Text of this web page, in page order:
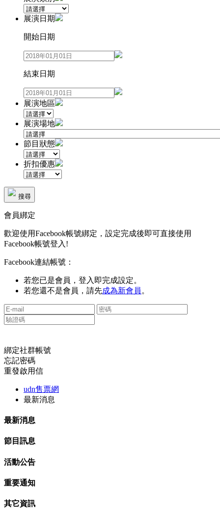
展演日期
開始日期
結束日期
展演地區
展演場地
節目狀態
折扣優惠
搜尋
會員綁定
歡迎使用Facebook帳號綁定，設定完成後即可直接使用
Facebook帳號登入!
Facebook連結帳號：
若您已是會員，登入即完成設定。
若您還不是會員，請先成為新會員 。
綁定社群帳號
忘記密碼
重發啟用信
udn售票網
最新消息
最新消息
節目訊息
活動公告
重要通知
其它資訊